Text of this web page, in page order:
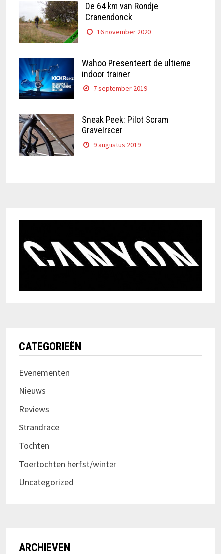
De 64 km van Rondje
Cranendonck
16 november 2020
Wahoo Presenteert de ultieme
indoor trainer
7 september 2019
Sneak Peek: Pilot Scram
Gravelracer
9 augustus 2019
CATEGORIEËN
Evenementen
Nieuws
Reviews
Strandrace
Tochten
Toertochten herfst/winter
Uncategorized
ARCHIEVEN